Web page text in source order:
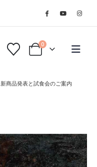
0
新商品発表と試食会のご案内